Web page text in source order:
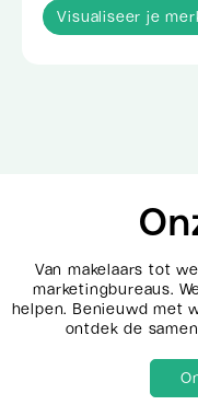
Visualiseer je
Van makelaars tot
marketingbureaus.
helpen. Benieuwd met
ontdek de